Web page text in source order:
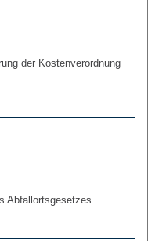
der Kostenverordnung
Abfallortsgesetzes